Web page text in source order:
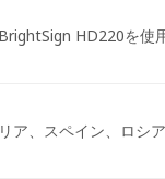
HD220を使
ア、スペイン、ロシ